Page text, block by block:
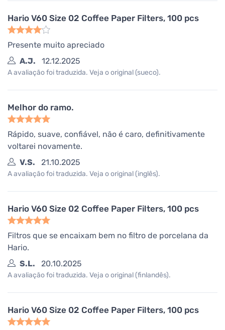
Hario V60 Size 02 Coffee Paper Filters, 100 pcs
Presente muito apreciado
A.J.
12.12.2025
A avaliação foi traduzida. Veja o original (sueco).
Melhor do ramo.
Rápido, suave, confiável, não é caro, definitivamente
voltarei novamente.
V.S.
21.10.2025
A avaliação foi traduzida. Veja o original (inglês).
Hario V60 Size 02 Coffee Paper Filters, 100 pcs
Filtros que se encaixam bem no filtro de porcelana da
Hario.
S.L.
20.10.2025
A avaliação foi traduzida. Veja o original (finlandês).
Hario V60 Size 02 Coffee Paper Filters, 100 pcs